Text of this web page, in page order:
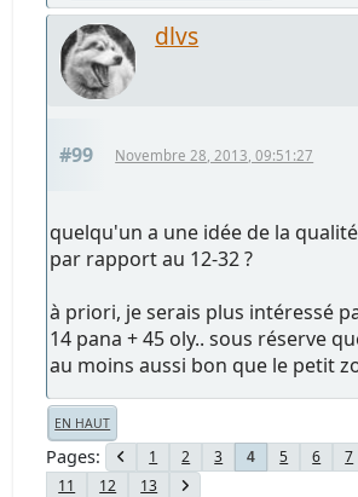
dlvs
#99 Novembre 28, 2013, 09:51:27
quelqu'un a une idée de la
par rapport au 12-32 ?
à priori, je serais plus intéressé
14 pana + 45 oly.. sous réserve
au moins aussi bon que le petit
EN HAUT
Pages 1 2 3 4 5 6 7
11
12 13